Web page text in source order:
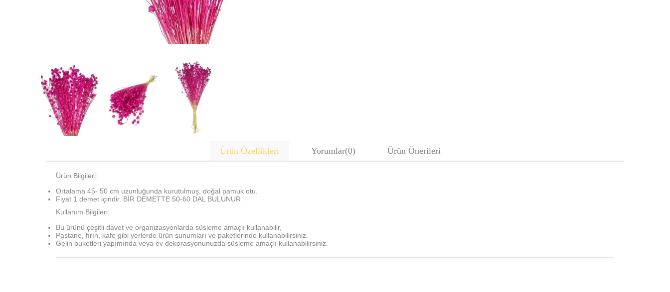
Ürün Özellikleri Yorumlar(0) Ürün Önerileri
Ürün Bilgileri:
Ortalama 45- 50 cm uzunluğunda kurutulmuş, doğal pamuk otu.
Fiyat 1 demet içindir. BİR DEMETTE 50-60 DAL BULUNUR
Kullanım Bilgileri:
Bu ürünü çeşitli davet ve organizasyonlarda süsleme amaçlı kullanabilir,
Pastane, fırın, kafe gibi yerlerde ürün sunumları ve paketlerinde kullanabilirsiniz.
Gelin buketleri yapımında veya ev dekorasyonunuzda süsleme amaçlı kullanabilirsiniz.